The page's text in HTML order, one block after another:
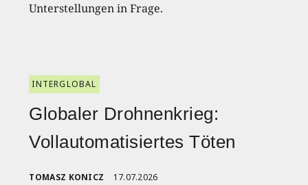
Unterstellungen in Frage.
INTERGLOBAL
Globaler Drohnenkrieg:
Vollautomatisiertes Töten
TOMASZ KONICZ 17.07.2026